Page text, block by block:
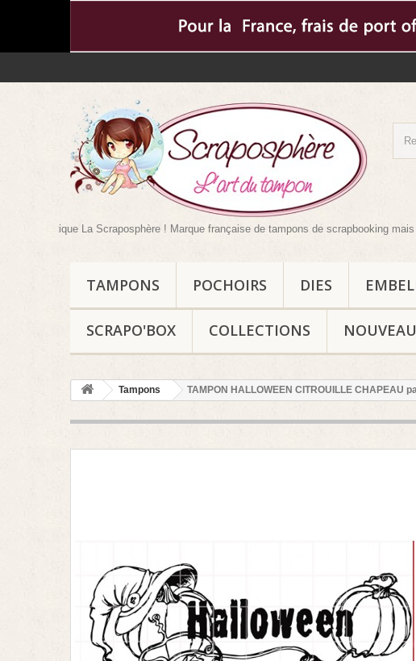
La Scraposphère ! Marque française de tampons de scrapbooking mais pas
TAMPONS POCHOIRS DIES
SCRAPO'BOX COLLECTIONS
Tampons TAMPON HALLOWEEN CITROUILLE CHAPEAU